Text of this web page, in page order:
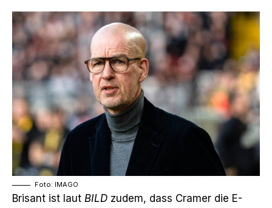
Foto: IMAGO
Brisant ist laut BILD zudem, dass Cramer die E-